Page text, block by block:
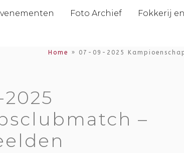
Foto Archief Fokkerij
Home » 07-09-2025
–